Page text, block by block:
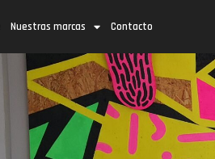
Nuestras marcas Contacto